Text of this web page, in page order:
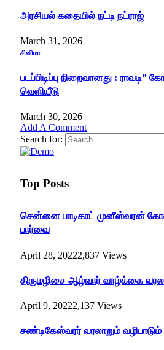
அரசியல் கதையில் நட்டி நட்ராஜ்
March 31, 2026
சினிமா
படப்பிடிப்பு நிறைவானது : ராவடி”
வெளியீடு
March 30, 2026
Add A Comment
Search for:
Top Posts
சென்னை பாடிகாட் முனீஸ்வரன்
பார்வை
April 28, 20222,837 Views
திருமழிசை ஆழ்வார் வாழ்க்கை
April 9, 20222,137 Views
சண்டிகேஸ்வரர் வரலாறும் வழிபாடும்